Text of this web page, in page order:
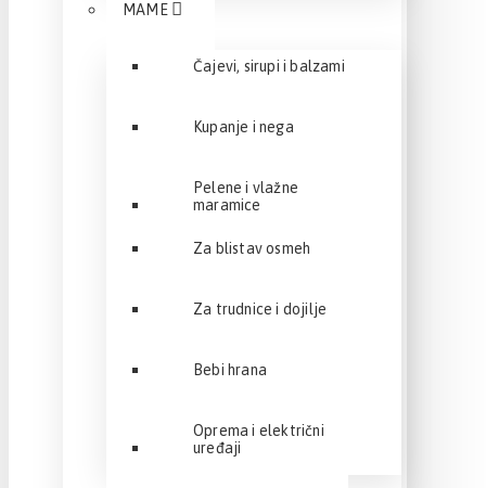
MAME
Čajevi, sirupi i balzami
Kupanje i nega
Pelene i vlažne
maramice
Za blistav osmeh
Za trudnice i dojilje
Bebi hrana
Oprema i električni
uređaji